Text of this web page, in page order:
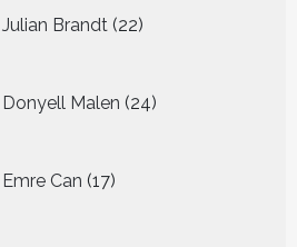
Julian Brandt 22
producten
Donyell Malen 24
producten
Emre Can 17
producten